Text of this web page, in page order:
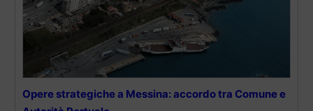
Opere strategiche a Messina: accordo tra Comune e